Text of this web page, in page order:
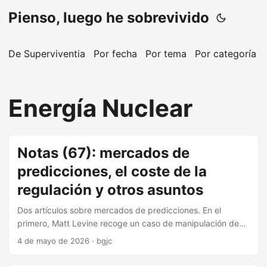
Pienso, luego he sobrevivido
De Superviventia Por fecha Por tema Por categoría
Energía Nuclear
Notas (67): mercados de
predicciones, el coste de la
regulación y otros asuntos
Dos artículos sobre mercados de predicciones. En el
primero, Matt Levine recoge un caso de manipulación de
estos mercados en el que, al parecer, se utilizó un secador
4 de mayo de 2026 · bgjc